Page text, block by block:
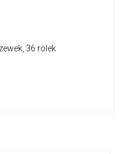
36 rolek